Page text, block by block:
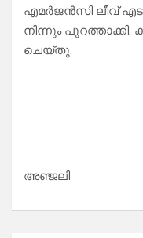
എമർജൻസി ലീവ്
നിന്നും
ചെയ്തു.
അഞ്ജലി